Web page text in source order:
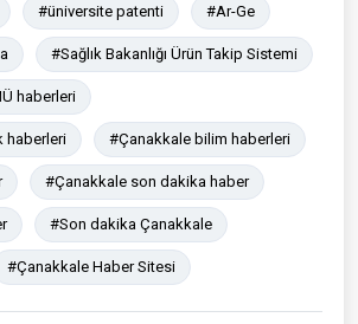
#üniversite patenti #Ar-Ge
#Sağlık Bakanlığı Ürün Takip Sistemi
haberleri
haberleri #Çanakkale bilim haberleri
#Çanakkale son dakika haber
#Son dakika Çanakkale
#Çanakkale Haber Sitesi